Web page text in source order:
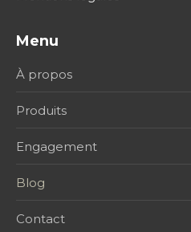
Menu
À propos
Produits
Engagement
Blog
Contact